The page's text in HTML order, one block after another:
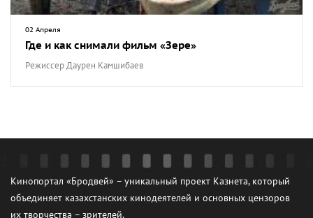
02 Апреля
Где и как снимали фильм «Зере»
Режиссер Даурен Камшибаев
Кинопортал «Бродвей» – уникальный проект Казнета, который
объединяет казахстанских кинодеятелей и основных цензоров
их творчества – зрителей.